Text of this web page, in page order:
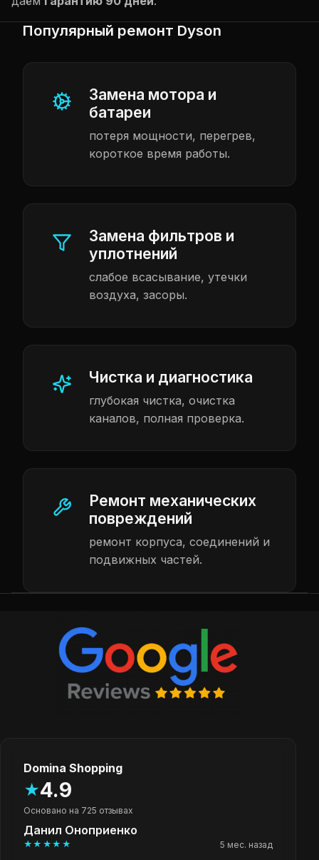
Популярный ремонт Dyson
Замена мотора и
батареи
потеря мощности, перегрев,
короткое время работы.
Замена фильтров и
уплотнений
слабое всасывание, утечки
воздуха, засоры.
Чистка и диагностика
глубокая чистка, очистка
каналов, полная проверка.
Ремонт механических
повреждений
ремонт корпуса, соединений и
подвижных частей.
Domina Shopping
★4.9
Основано на 725 отзывах
Данил Оноприенко
★★★★★ 5 мес. назад